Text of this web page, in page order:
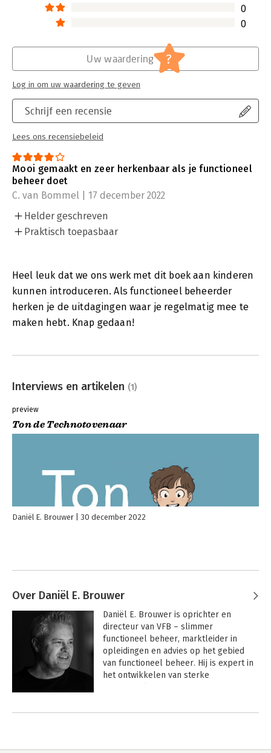
0
0
Schrijf een recensie
Lees ons recensiebeleid
Uw waardering ?
Log in om uw waardering te geven
Mooi gemaakt en zeer herkenbaar als je functioneel
beheer doet
C. van Bommel | 17 december 2022
Helder geschreven
Praktisch toepasbaar
Heel leuk dat we ons werk met dit boek aan kinderen
kunnen introduceren. Als functioneel beheerder
herken je de uitdagingen waar je regelmatig mee te
maken hebt. Knap gedaan!
Interviews en artikelen (1)
preview
Ton de Technotovenaar
Daniël E. Brouwer 30 december 2022
Over Daniël E. Brouwer
Daniël E. Brouwer is oprichter en
directeur van VFB – slimmer
functioneel beheer, marktleider in
opleidingen en advies op het gebied
van functioneel beheer. Hij is expert in
het ontwikkelen van sterke
Hét handboek voor de functioneel
Andere boeken door Daniël E.